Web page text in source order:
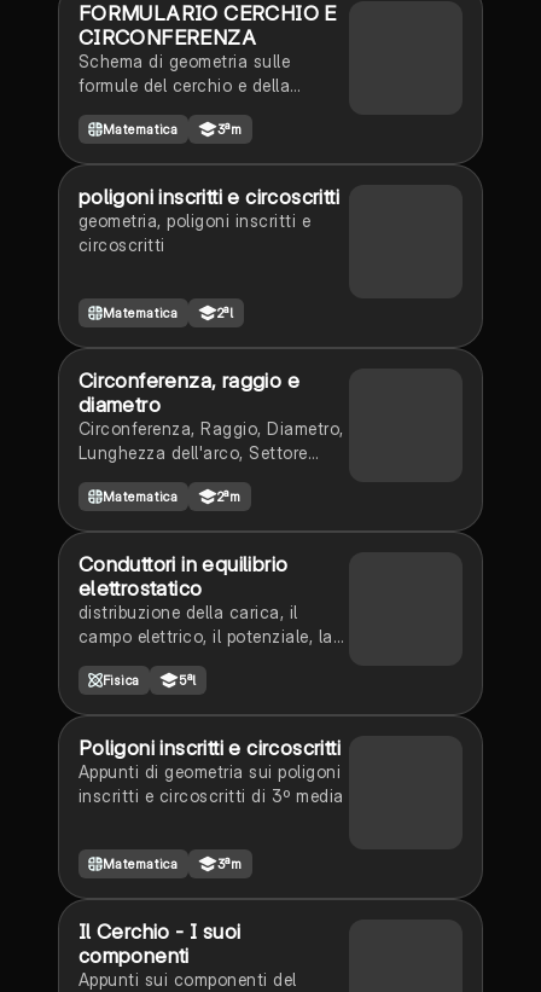
FORMULARIO CERCHIO E
CIRCONFERENZA
Schema di geometria sulle
formule del cerchio e della
Matematica 3ªm
poligoni inscritti e circoscritti
geometria, poligoni inscritti e
circoscritti
Matematica 2ªl
Circonferenza, raggio e
diametro
Circonferenza, Raggio, Diametro,
Lunghezza dell'arco, Settore
Matematica 2ªm
Conduttori in equilibrio
elettrostatico
distribuzione della carica, il
campo elettrico, il potenziale, la
capacità di una sfera carica
isolata
Fisica 5ªl
Poligoni inscritti e circoscritti
Appunti di geometria sui poligoni
inscritti e circoscritti di 3º media
Matematica 3ªm
Il Cerchio - I suoi
componenti
Appunti sui componenti del